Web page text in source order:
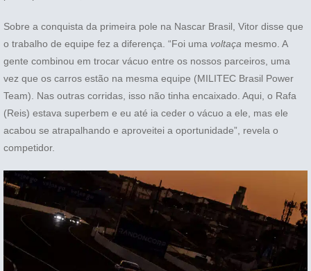
Sobre a conquista da primeira pole na Nascar Brasil, Vitor disse que
o trabalho de equipe fez a diferença. “Foi uma voltaça mesmo. A
gente combinou em trocar vácuo entre os nossos parceiros, uma
vez que os carros estão na mesma equipe (MILITEC Brasil Power
Team). Nas outras corridas, isso não tinha encaixado. Aqui, o Rafa
(Reis) estava superbem e eu até ia ceder o vácuo a ele, mas ele
acabou se atrapalhando e aproveitei a oportunidade”, revela o
competidor.